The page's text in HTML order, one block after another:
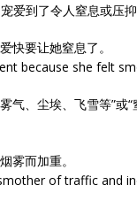
爱到了令人窒息或压
快要让她窒息了。
because she felt
、尘埃、飞雪等”或
雾而加重。
of traffic and